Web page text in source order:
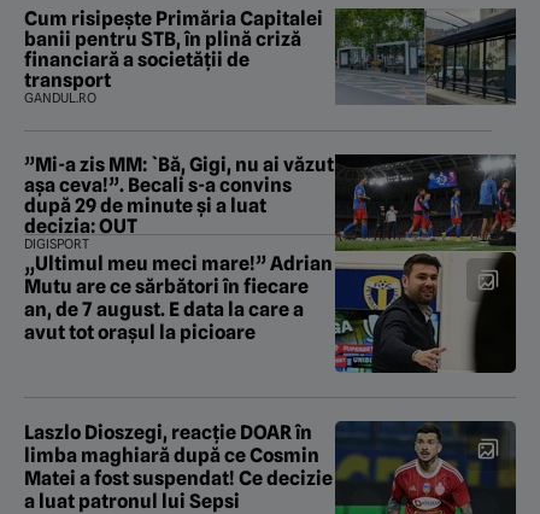
Cum risipește Primăria Capitalei
banii pentru STB, în plină criză
financiară a societății de
transport
GANDUL.RO
”Mi-a zis MM: `Bă, Gigi, nu ai văzut
așa ceva!”. Becali s-a convins
după 29 de minute și a luat
decizia: OUT
DIGISPORT
„Ultimul meu meci mare!” Adrian
Mutu are ce sărbători în fiecare
an, de 7 august. E data la care a
avut tot orașul la picioare
Laszlo Dioszegi, reacție DOAR în
limba maghiară după ce Cosmin
Matei a fost suspendat! Ce decizie
a luat patronul lui Sepsi